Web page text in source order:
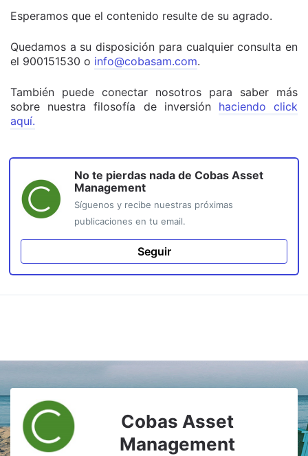
Esperamos que el contenido resulte de su agrado.
Quedamos a su disposición para cualquier consulta en
el 900151530 o info@cobasam.com.
También puede conectar nosotros para saber más
sobre nuestra filosofía de inversión haciendo click
aquí.
No te pierdas nada de Cobas Asset
Management
Síguenos y recibe nuestras próximas
publicaciones en tu email.
Seguir
Cobas Asset
Management